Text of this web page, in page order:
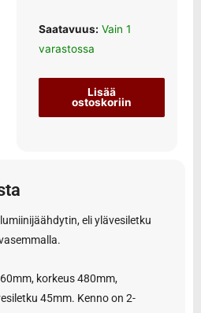
Saatavuus: Vain 1
varastossa
Lisää
ostoskoriin
eli ylävesiletku
korkeus 480mm,
45mm. Kenno on 2-